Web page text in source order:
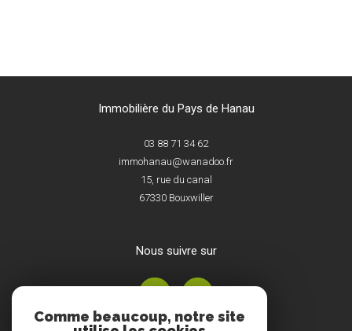
Immobilière du Pays de Hanau
03 88 71 34 62
immohanau@wanadoo.fr
15, rue du canal
67330
Bouxwiller
nous suivre sur
Comme beaucoup, notre site